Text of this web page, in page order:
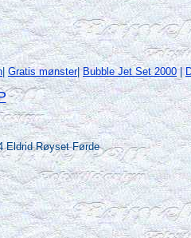
|Gratis mønster|Bubble Jet Set 2000|
Eldrid Røyset Førde